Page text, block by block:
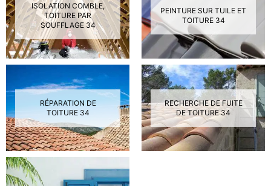
ISOLATION COMBLE,
TOITURE PAR
SOUFFLAGE 34
PEINTURE SUR TUILE ET
TOITURE 34
RÉPARATION DE
TOITURE 34
RECHERCHE DE FUITE
DE TOITURE 34